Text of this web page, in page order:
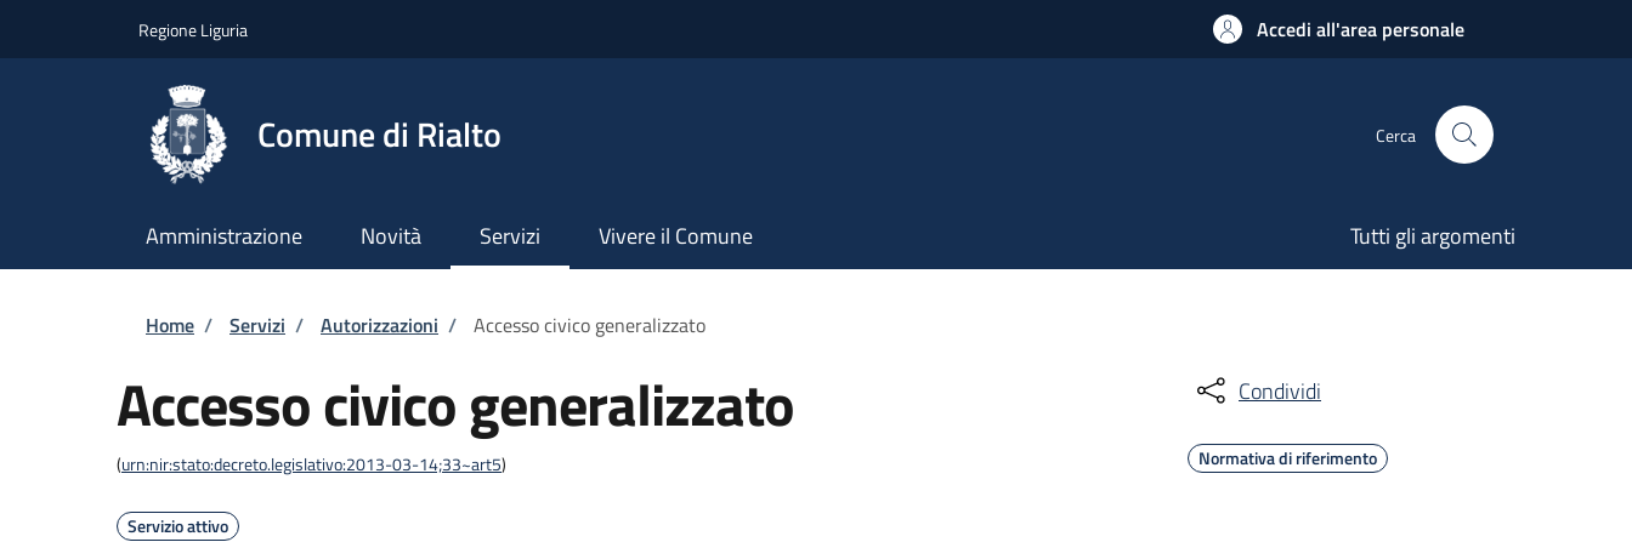
Regione Liguria Accedi all'area personale
Comune di Rialto Cerca
Amministrazione Novità Servizi Vivere il Comune Tutti gli argomenti
Briciole di pane
Home / Servizi / Autorizzazioni / Accesso civico generalizzato
Accesso civico generalizzato
(urn:nir:stato:decreto.legislativo:2013-03-14;33~art5)
Servizio attivo
Condividi
Normativa di riferimento